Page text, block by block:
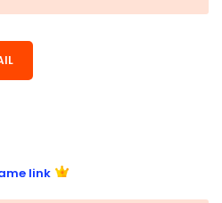
link